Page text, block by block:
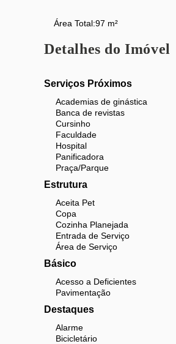
Localização privilegiada, a
Área Total:97 m²
Detalhes do Imóvel
Serviços Próximos
Academias de ginástica
Banca de revistas
Cursinho
Faculdade
Hospital
Panificadora
Praça/Parque
Estrutura
Aceita Pet
Copa
Cozinha Planejada
Entrada de Serviço
Área de Serviço
Básico
Acesso a Deficientes
Pavimentação
Destaques
Alarme
Bicicletário